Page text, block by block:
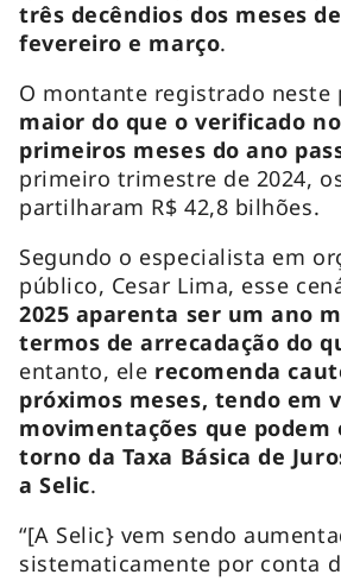
três decêndios dos meses
fevereiro e março.
O montante registrado neste
maior do que o verificado
primeiros meses do ano
primeiro trimestre de 2024,
partilharam R$ 42,8 bilhões.
Segundo o especialista em
público, Cesar Lima, esse
2025 aparenta ser um ano
termos de arrecadação do
entanto, ele recomenda
próximos meses, tendo em
movimentações que podem
torno da Taxa Básica de
a Selic.
“[A Selic} vem sendo
sistematicamente por conta